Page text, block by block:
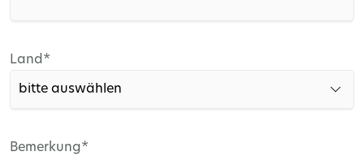
Pflichtfeld
Land*
Pflichtfeld
Bemerkung*